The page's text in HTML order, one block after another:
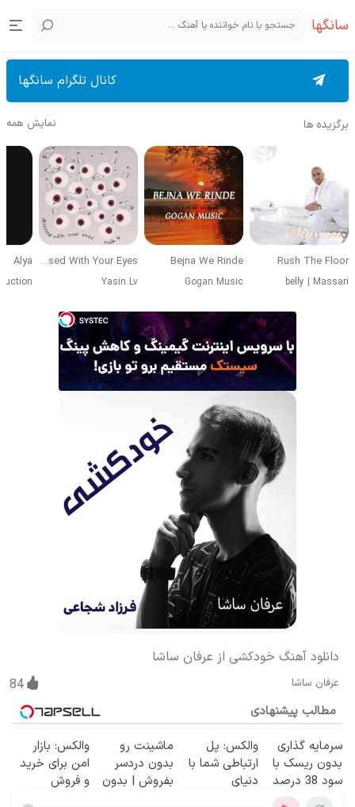
سانگها
کانال تلگرام سانگها
برگزیده ها نمایش همه
Rush The Floor
belly | Massari
Bejna We Rinde
Gogan Music
Obsessed With Your Eyes
Yasin Lv
Alya
دانلود آهنگ خودکشی از عرفان ساشا
عرفان ساشا 84
مطالب پیشنهادی
سرمایه گذاری
بدون ریسک با
سود 38 درصد
والکس: پل
ارتباطی شما با
دنیای
ماشینت رو
بدون دردسر
بفروش | بدون
والکس: بازار
امن برای خرید
و فروش